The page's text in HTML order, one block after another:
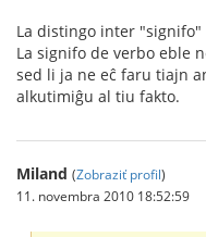
La distingo inter
La signifo de verbo eble
sed li ja ne eĉ faru tiajn
alkutimiĝu al tiu fakto.
Miland (Zobraziť profil)
11. novembra 2010 18:52:59